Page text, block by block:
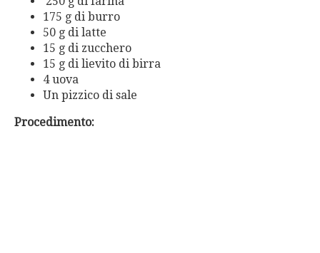
175 g di burro
50 g di latte
15 g di zucchero
15 g di lievito di birra
4 uova
Un pizzico di sale
Procedimento: